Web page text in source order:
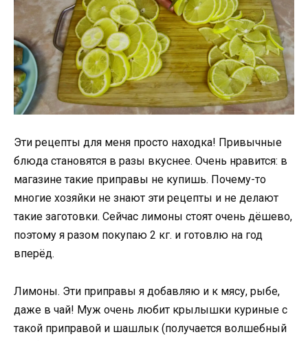
Эти рецепты для меня просто находка! Привычные
блюда становятся в разы вкуснее. Очень нравится: в
магазине такие приправы не купишь. Почему-то
многие хозяйки не знают эти рецепты и не делают
такие заготовки. Сейчас лимоны стоят очень дёшево,
поэтому я разом покупаю 2 кг. и готовлю на год
вперёд.
Лимоны. Эти приправы я добавляю и к мясу, рыбе,
даже в чай! Муж очень любит крылышки куриные с
такой приправой и шашлык (получается волшебный